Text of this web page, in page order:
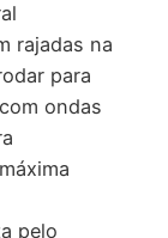
rajadas na
para
ondas
pelo